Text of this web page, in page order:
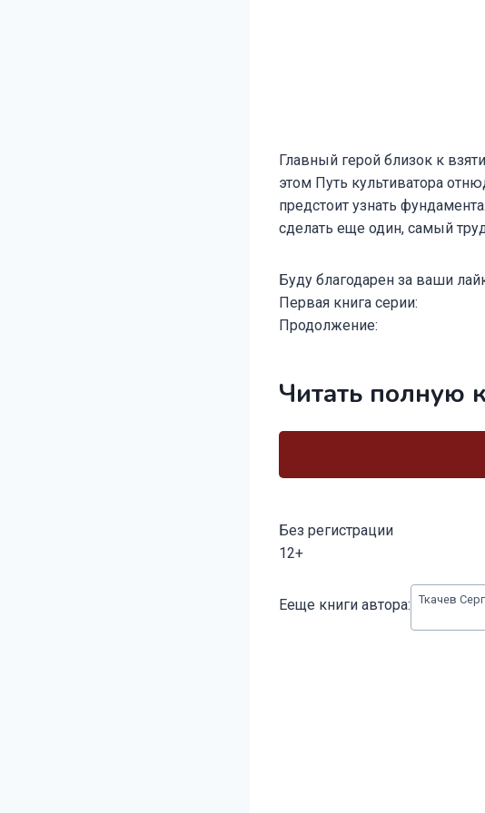
Главный герой близок к
этом Путь культиватора
предстоит узнать
сделать еще один, самый
Буду благодарен за ваши
Первая книга серии:
Продолжение:
Читать полную
Без регистрации
12+
записи:
Ееще книги автора: Ткачев